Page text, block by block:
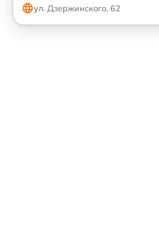
ул. Дзержинского, 62